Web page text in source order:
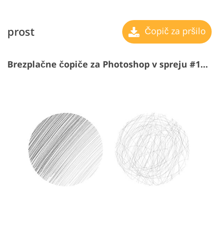
prost Čopič za pršilo
Brezplačne čopiče za Photoshop v spreju #16 "Gentle Touches"